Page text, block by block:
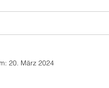
20. März 2024